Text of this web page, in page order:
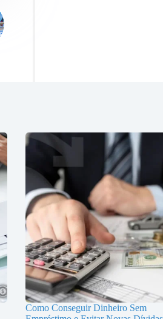
Como Conseguir Dinheiro Sem